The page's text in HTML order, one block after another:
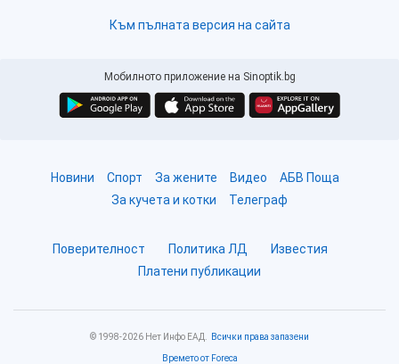
Към пълната версия на сайта
Мобилното приложение на Sinoptik.bg
Новини Спорт За жените Видео
АБВ Поща
За кучета и котки
Телеграф
Поверителност Политика ЛД
Известия
Платени публикации
© 1998-2026 Нет Инфо ЕАД. Всички права запазени
Времето от Foreca